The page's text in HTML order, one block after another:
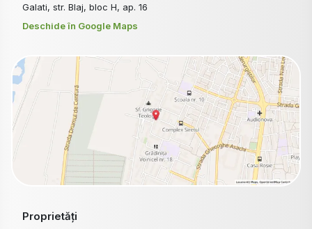
Galati, str. Blaj, bloc H, ap. 16
Deschide în Google Maps
Proprietăți